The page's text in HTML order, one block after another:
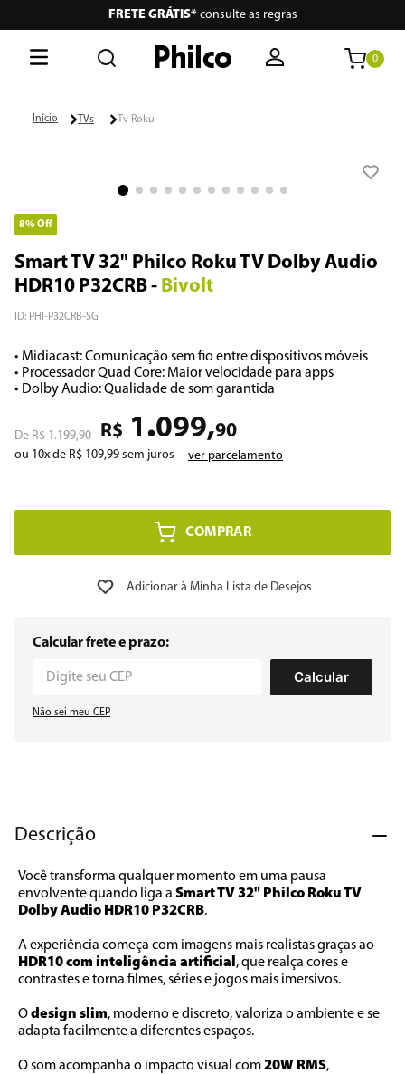
FRETE GRÁTIS*consulte as regras
0
TVs Tv Roku
8%Off
Smart TV 32" Philco Roku TV Dolby Audio
HDR10 P32CRB- Bivolt
ID: PHI-P32CRB-SG
• Midiacast: Comunicação sem fio entre dispositivos móveis
• Processador Quad Core: Maior velocidade para apps
• Dolby Audio: Qualidade de som garantida
R$ 1.199,90 R$ 1 .099,90
ou 10x de R$ 109,99 sem juros ver parcelamento
COMPRAR
Calcular frete e prazo:
Calcular
Não sei meu CEP
Descrição
Você transforma qualquer momento em uma pausa
envolvente quando liga a Smart TV 32" Philco Roku TV
Dolby Audio HDR10 P32CRB.
HDR10 com inteligência artificial , que realça cores e
contrastes e torna filmes, séries e jogos mais imersivos.
O design slim, moderno e discreto, valoriza o ambiente e se
adapta facilmente a diferentes espaços.
O som acompanha o impacto visual com 20W RMS,
2º air fryer
3º lava seca
4 º aspiradores
º portátil
8º embutir
10º multiprocessador